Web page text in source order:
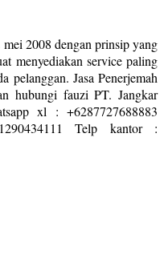
2008 dengan prinsip yang
menyediakan service paling
pelanggan. Jasa Penerjemah
hubungi fauzi PT. Jangkar
xl : +6287727688883
Telp kantor :